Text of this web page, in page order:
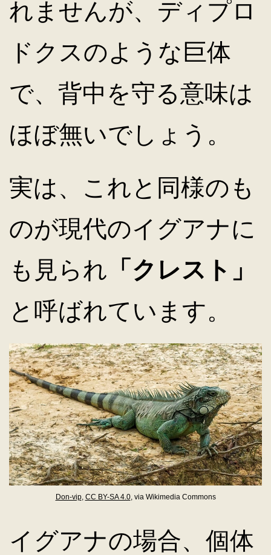
れませんが、ディプロ
ドクスのような巨体
で、背中を守る意味は
ほぼ無いでしょう。
実は、これと同様のも
のが現代のイグアナに
も見られ 「クレスト」
と呼ばれています。
Don-vip, CC BY-SA 4.0, via Wikimedia Commons
イグアナの場合、個体